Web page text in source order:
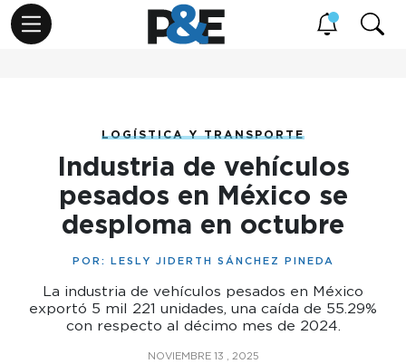
LOGÍSTICA Y TRANSPORTE
Industria de vehículos
pesados en México se
desploma en octubre
POR: LESLY JIDERTH SÁNCHEZ PINEDA
La industria de vehículos pesados en México
exportó 5 mil 221 unidades, una caída de 55.29%
con respecto al décimo mes de 2024.
NOVIEMBRE 13 , 2025